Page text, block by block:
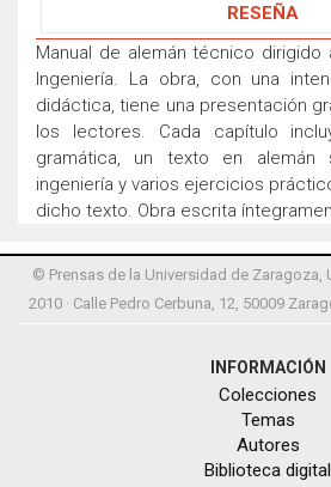
RESEÑA
Manual de alemán técnico
Ingeniería. La obra, con una
didáctica, tiene una presentación
los lectores. Cada capítulo
gramática, un texto en
ingeniería y varios ejercicios
dicho texto. Obra escrita
© Prensas de la Universidad de Zaragoza,
2010 · Calle Pedro Cerbuna, 12, 50009
INFORMACIÓN
Colecciones
Temas
Autores
Biblioteca digital